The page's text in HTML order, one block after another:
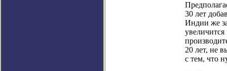
30 лет
Индии же
20 лет, не
с тем, что